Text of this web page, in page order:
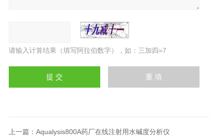
请输入计算结果（填写阿拉伯数字），如：三加四=7
上一篇： Aqualysis800A药厂在线注射用水碱度分析仪